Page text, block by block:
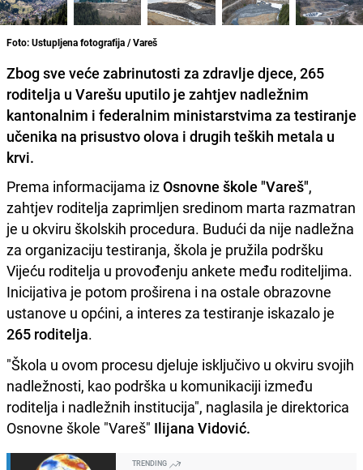
Foto: Ustupljena fotografija / Vareš
Zbog sve veće zabrinutosti za zdravlje djece, 265
roditelja u Varešu uputilo je zahtjev nadležnim
kantonalnim i federalnim ministarstvima za testiranje
učenika na prisustvo olova i drugih teških metala u
krvi.
Prema informacijama izOsnovne škole "Vareš",
zahtjev roditelja zaprimljen sredinom marta razmatran
je u okviru školskih procedura. Budući da nije nadležna
za organizaciju testiranja, škola je pružila podršku
Vijeću roditelja u provođenju ankete među roditeljima.
Inicijativa je potom proširena i na ostale obrazovne
ustanove u općini, a interes za testiranje iskazalo je
265 roditelja.
"Škola u ovom procesu djeluje isključivo u okviru svojih
nadležnosti, kao podrška u komunikaciji između
roditelja i nadležnih institucija", naglasila je direktorica
Osnovne škole "Vareš" Ilijana Vidović.
TRENDING